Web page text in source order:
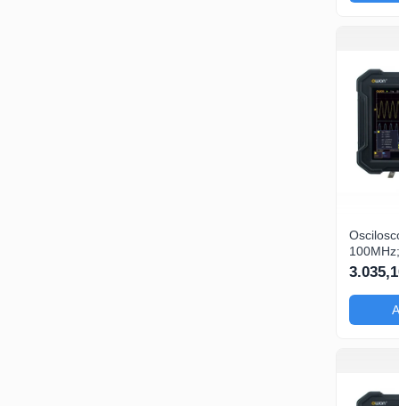
Ch: 2;
a